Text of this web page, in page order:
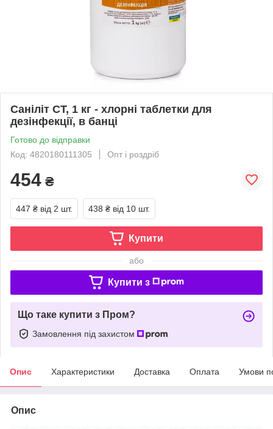
Саніліт СТ, 1 кг - хлорні таблетки для
дезінфекції, в банці
Готово до відправки
Код: 4820180111305
Опт і роздріб
454 ₴
447 ₴ від 2 шт. 438 ₴ від 10 шт.
Купити
або
Купити з
Що таке купити з Пром?
Замовлення під захистом
Опис Характеристики Доставка Оплата Умови
Опис